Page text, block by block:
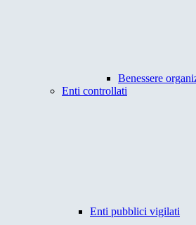
Benessere
Enti controllati
Enti pubblici vigilati